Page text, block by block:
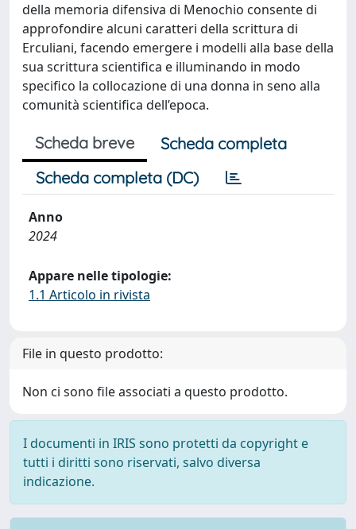
della memoria difensiva di Menochio consente di
approfondire alcuni caratteri della scrittura di
Erculiani, facendo emergere i modelli alla base della
sua scrittura scientifica e illuminando in modo
specifico la collocazione di una donna in seno alla
comunità scientifica dell’epoca.
Scheda breve
Scheda completa
Scheda completa (DC)
Anno
2024
Appare nelle tipologie:
1.1 Articolo in rivista
File in questo prodotto:
Non ci sono file associati a questo prodotto.
I documenti in IRIS sono protetti da copyright e
tutti i diritti sono riservati, salvo diversa
indicazione.